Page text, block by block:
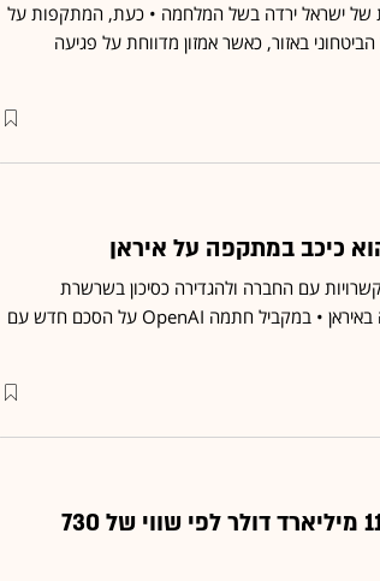
של ישראל ירדה בשל המלחמה • כעת, המתקפות על
באזור, כאשר אמזון מדווחת על פגיעה
כיכב במתקפה על איראן
עם החברה ולהגדירה כסיכון בשרשרת
האספקה, נעשה שימוש במודל קלוד בתקיפה באיראן • במקביל חתמה OpenAI על הסכם חדש עם
OpenAI שוברת שיאים: גייסה 110 מיליארד דולר לפי שווי של 730